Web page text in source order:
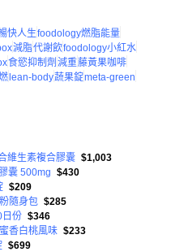
快人生foodology燃脂能量
減脂代謝飲foodology小紅水
食慾抑制劑 減重藤黃果咖啡
lean-body蔬果錠meta-green
維生素複合膠囊 $1,003
囊 500mg $430
$209
隨身包 $285
日份 $346
香白桃風味 $233
$699